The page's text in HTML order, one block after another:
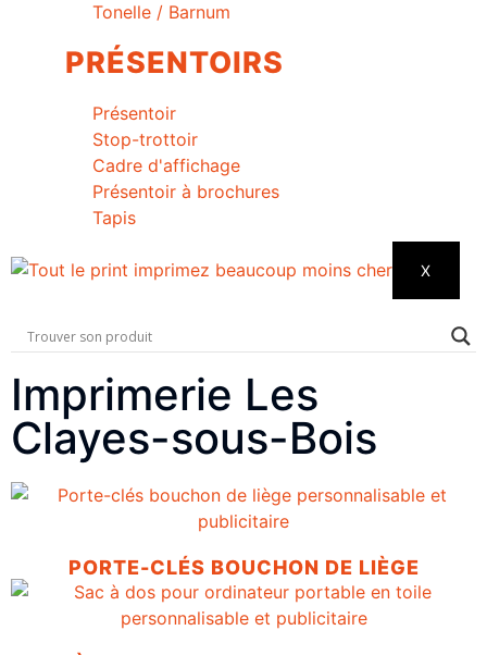
Tonelle / Barnum
PRÉSENTOIRS
Présentoir
Stop-trottoir
Cadre d'affichage
Présentoir à brochures
Tapis
X
Imprimerie Les
Clayes-sous-Bois
PORTE-CLÉS BOUCHON DE LIÈGE